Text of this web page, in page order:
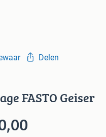
Delen
FASTO Geiser